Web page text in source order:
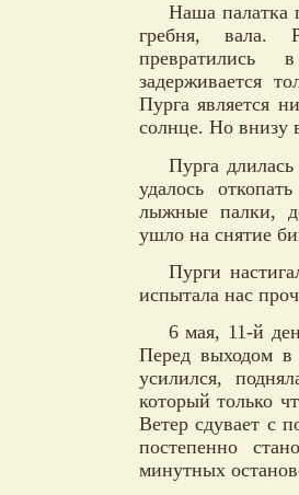
Наша палатка
гребня, вала.
превратились
задерживается
Пурга является
солнце. Но внизу
Пурга
удалось
лыжные палки,
ушло на снятие
Пурги
испытала нас
6 мая, 11-й
Перед выходом
усилился,
который только
Ветер сдувает с
постепенно
минутных